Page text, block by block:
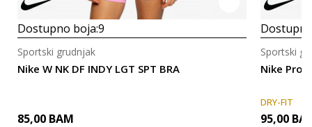
Dostupno boja:9
Nike W NK DF INDY LGT SPT BRA
Sportski grudnjak
85,00 BAM
Nike Pro
Sportski
DRY-FIT
95,00